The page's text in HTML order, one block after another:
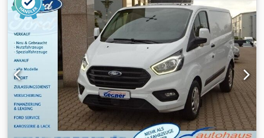
mm Gerät für Dauerbetrieb und hohe Belastungen
geeignet Einzigartiges „Zwei-Finger“-System sorgt für
exzellenten Empfang von Blättern unterschiedlicher
Grammatur Zwei-Fach-Anleger ermöglicht Dauerbetrieb
Nach der Perforation rotieren die Blätter um eine spezielle
Trommel, wodurch die korrekte Blattreihenfolge an der
Empfangsstation gewährleistet bleibt Möglichkeit der
Verwendung von zweiteiligen Streifen zum Perforieren von
Büchern und Kalendern Perforation bis zu 3 mm in einem
Arbeitsgang Schneller und einfacher Austausch der
Perforationsstreifen Csdowt Stvspfx Alnorf Möglichkeit der